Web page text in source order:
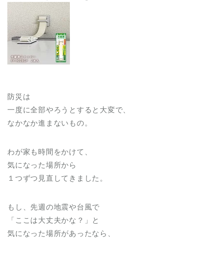
防災は
一度に全部やろうとすると大変で、
なかなか進まないもの。
わが家も時間をかけて、
気になった場所から
１つずつ見直してきました。
もし、先週の地震や台風で
「ここは大丈夫かな？」と
気になった場所があったなら、